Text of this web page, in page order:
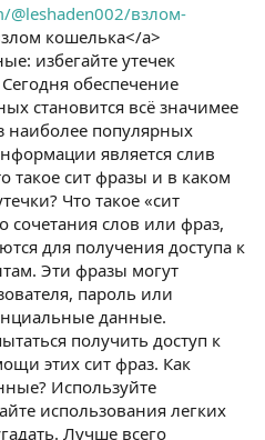
взлом-
кошелька</a>
избегайте утечек
обеспечение
становится всё значимее
популярных
является слив
такое сит фразы и в каком
Что такое «сит
сочетания слов или фраз,
для получения доступа к
Эти фразы могут
пароль или
данные.
получить доступ к
этих сит фраз. Как
Используйте
использования легких
Лучше всего